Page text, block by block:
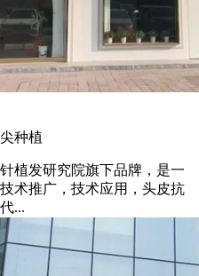
种植
植发研究院旗下品牌，是一
术推广，技术应用，头皮抗
...